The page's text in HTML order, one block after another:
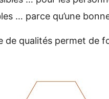
… parce qu’une
de qualités permet de